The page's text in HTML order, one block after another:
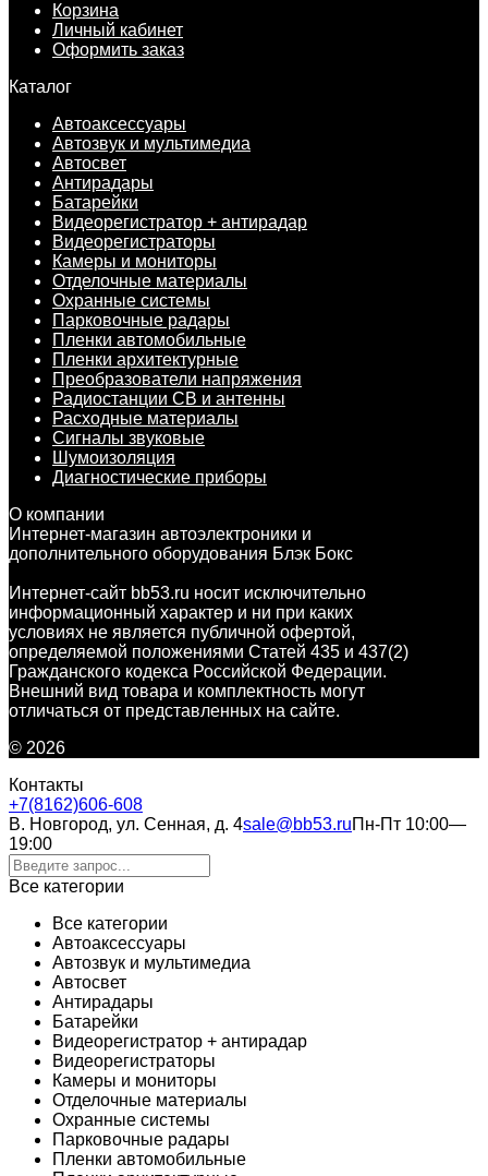
Корзина
Личный кабинет
Оформить заказ
Каталог
Автоаксессуары
Автозвук и мультимедиа
Автосвет
Антирадары
Батарейки
Видеорегистратор + антирадар
Видеорегистраторы
Камеры и мониторы
Отделочные материалы
Охранные системы
Парковочные радары
Пленки автомобильные
Пленки архитектурные
Преобразователи напряжения
Радиостанции CB и антенны
Расходные материалы
Сигналы звуковые
Шумоизоляция
Диагностические приборы
О компании
Интернет-магазин автоэлектроники и
дополнительного оборудования Блэк Бокс
Интернет-сайт bb53.ru носит исключительно
информационный характер и ни при каких
условиях не является публичной офертой,
определяемой положениями Статей 435 и 437(2)
Гражданского кодекса Российской Федерации.
Внешний вид товара и комплектность могут
отличаться от представленных на сайте.
© 2026
Контакты
+7(8162)606-608
В. Новгород, ул. Сенная, д. 4sale@bb53.ruПн-Пт 10:00—
19:00
Все категории
Все категории
Автоаксессуары
Автозвук и мультимедиа
Автосвет
Антирадары
Батарейки
Видеорегистратор + антирадар
Видеорегистраторы
Камеры и мониторы
Отделочные материалы
Охранные системы
Парковочные радары
Пленки автомобильные